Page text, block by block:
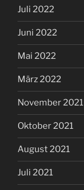
Juli 2022
Juni 2022
Mai 2022
März 2022
November 2021
Oktober 2021
August 2021
Juli 2021